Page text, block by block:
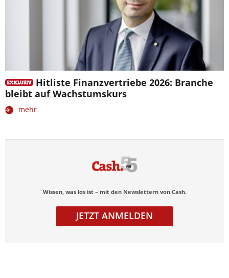
Hitliste Finanzvertriebe 2026: Branche
bleibt auf Wachstumskurs
mehr
Wissen, was los ist – mit den Newslettern von Cash.
JETZT ANMELDEN